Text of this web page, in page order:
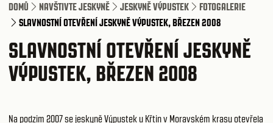
DOMŮ NAVŠTIVTE JESKYNĚ JESKYNĚ VÝPUSTEK
FOTOGALERIE
SLAVNOSTNÍ OTEVŘENÍ JESKYNĚ VÝPUSTEK, BŘEZEN 2008
SLAVNOSTNÍ OTEVŘENÍ JESKYNĚ
VÝPUSTEK, BŘEZEN 2008
Na podzim 2007 se jeskyně Výpustek u Křtin v Moravském krasu otevřela